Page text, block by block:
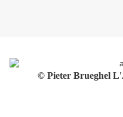
© Pieter Brueghel